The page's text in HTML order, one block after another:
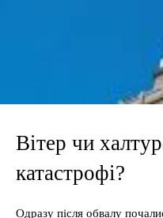
Вітер чи
катастрофі?
Одразу після обвалу